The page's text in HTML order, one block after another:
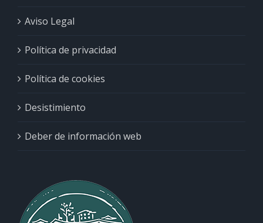
Aviso Legal
Política de privacidad
Política de cookies
Desistimiento
Deber de información web